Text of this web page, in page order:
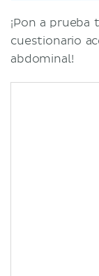
¡Pon a
cuestionario
abdominal!